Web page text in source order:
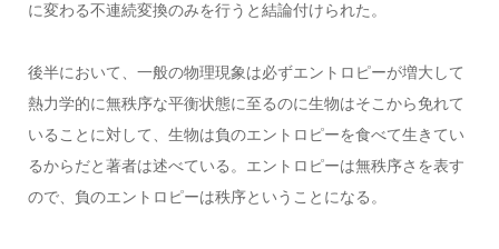
に変わる不連続変換のみを行うと結論付けられた。
後半において、一般の物理現象は必ずエントロピーが増大して
熱力学的に無秩序な平衡状態に至るのに生物はそこから免れて
いることに対して、生物は負のエントロピーを食べて生きてい
るからだと著者は述べている。エントロピーは無秩序さを表す
ので、負のエントロピーは秩序ということになる。